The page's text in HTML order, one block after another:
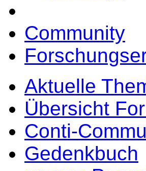
Community
Aktuelle
Übersicht
Conti-
Gedenkbuch